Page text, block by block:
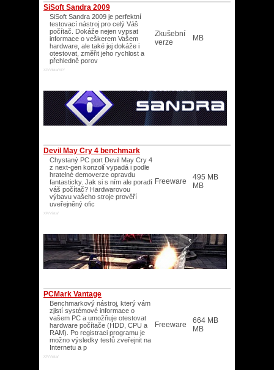
SiSoft Sandra 2009
SiSoft Sandra 2009 je perfektní
testovací nástroj pro celý Váš
počítač. Dokáže nejen vypsat
informace o veškerem Vašem
hardware, ale také jej dokáže i
otestovat, změřit jeho rychlost a
přehledně porov
XP/Vista/XP/
Zkušební
verze
MB
Devil May Cry 4 benchmark
Chystaný PC port Devil May Cry 4
z next-gen konzolí vypadá i podle
hratelné demoverze opravdu
fantasticky. Jak si s ním ale poradí
váš počítač? Hardwarovou
výbavu vašeho stroje prověří
uveřejněný ofic
XP/Vista/
Freeware
495 MB
MB
PCMark Vantage
Benchmarkový nástroj, který vám
zjistí systémové informace o
vašem PC a umožňuje otestovat
hardware počítače (HDD, CPU a
RAM). Po registraci programu je
možno výsledky testů zveřejnit na
Internetu a p
XP/Vista/
Freeware
664 MB
MB